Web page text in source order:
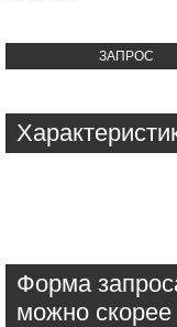
ЗАПРОС
Форма
можно скорее